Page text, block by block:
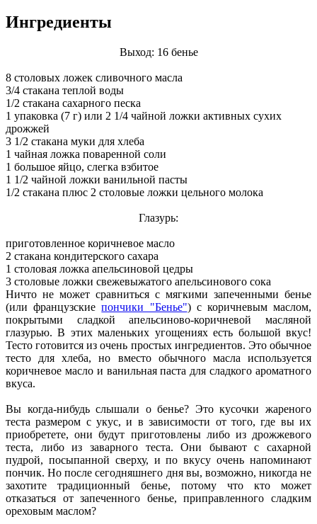
Ингредиенты
Выход: 16 бенье
8 столовых ложек сливочного масла
3/4 стакана теплой воды
1/2 стакана сахарного песка
1 упаковка (7 г) или 2 1/4 чайной ложки активных сухих
дрожжей
3 1/2 стакана муки для хлеба
1 чайная ложка поваренной соли
1 большое яйцо, слегка взбитое
1 1/2 чайной ложки ванильной пасты
1/2 стакана плюс 2 столовые ложки цельного молока
Глазурь:
приготовленное коричневое масло
2 стакана кондитерского сахара
1 столовая ложка апельсиновой цедры
3 столовые ложки свежевыжатого апельсинового сока
Ничто не может сравниться с мягкими запеченными бенье
(или французскиепончики "Бенье") с коричневым маслом,
покрытыми сладкой апельсиново-коричневой масляной
глазурью. В этих маленьких угощениях есть большой вкус!
Тесто готовится из очень простых ингредиентов. Это обычное
тесто для хлеба, но вместо обычного масла используется
коричневое масло и ванильная паста для сладкого ароматного
вкуса.
Вы когда-нибудь слышали о бенье? Это кусочки жареного
теста размером с укус, и в зависимости от того, где вы их
приобретете, они будут приготовлены либо из дрожжевого
теста, либо из заварного теста. Они бывают с сахарной
пудрой, посыпанной сверху, и по вкусу очень напоминают
пончик. Но после сегодняшнего дня вы, возможно, никогда не
захотите традиционный бенье, потому что кто может
отказаться от запеченного бенье, приправленного сладким
ореховым маслом?